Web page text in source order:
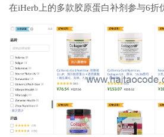
在iHerb上的多款胶原蛋白补剂参与6折